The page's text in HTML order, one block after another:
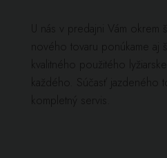
U nás v predajni Vám okrem
nového tovaru ponúkame aj
kvalitného použitého
každého. Súčasť jazdeného
kompletný servis.